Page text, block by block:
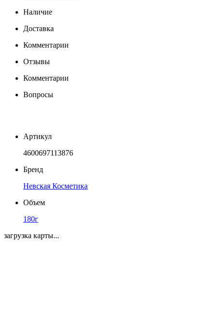
Наличие
Доставка
Комментарии
Отзывы
Комментарии
Вопросы
Артикул
4600697113876
Бренд
Невская Косметика
Объем
180г
загрузка карты...